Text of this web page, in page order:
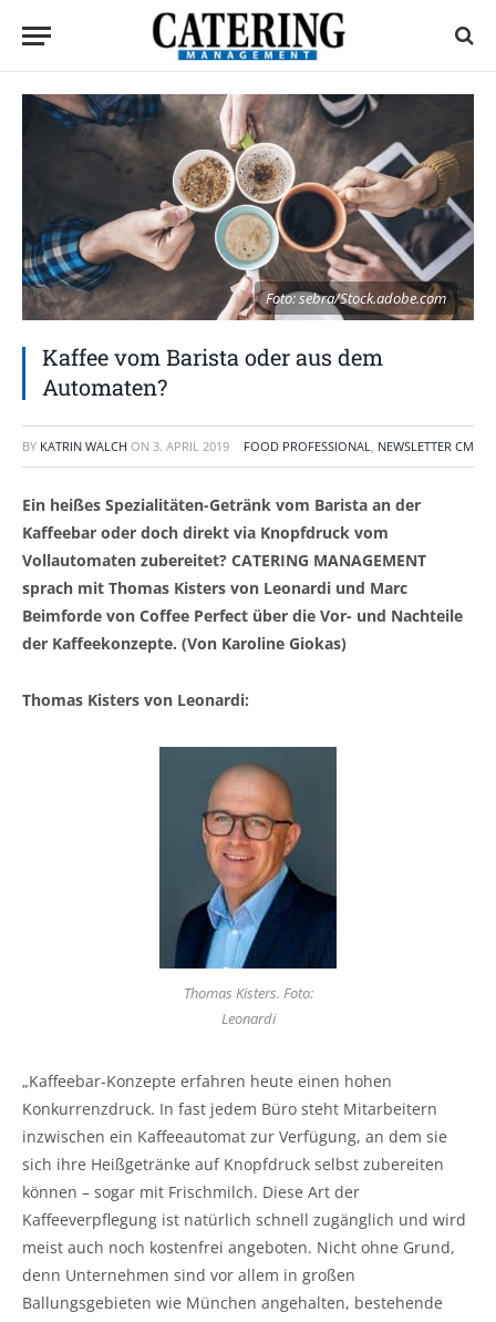
Foto: sebra/Stock.adobe.com
Kaffee vom Barista oder aus dem
Automaten?
BY KATRIN WALCH ON 3. APRIL 2019 FOOD PROFESSIONAL, NEWSLETTER CM
Ein heißes Spezialitäten-Getränk vom Barista an der
Kaffeebar oder doch direkt via Knopfdruck vom
Vollautomaten zubereitet? CATERING MANAGEMENT
sprach mit Thomas Kisters von Leonardi und Marc
Beimforde von Coffee Perfect über die Vor- und Nachteile
der Kaffeekonzepte. (Von Karoline Giokas)
Thomas Kisters von Leonardi:
Thomas Kisters. Foto:
Leonardi
„Kaffeebar-Konzepte erfahren heute einen hohen
Konkurrenzdruck. In fast jedem Büro steht Mitarbeitern
inzwischen ein Kaffeeautomat zur Verfügung, an dem sie
sich ihre Heißgetränke auf Knopfdruck selbst zubereiten
können – sogar mit Frischmilch. Diese Art der
Kaffeeverpflegung ist natürlich schnell zugänglich und wird
meist auch noch kostenfrei angeboten. Nicht ohne Grund,
denn Unternehmen sind vor allem in großen
Ballungsgebieten wie München angehalten, bestehende